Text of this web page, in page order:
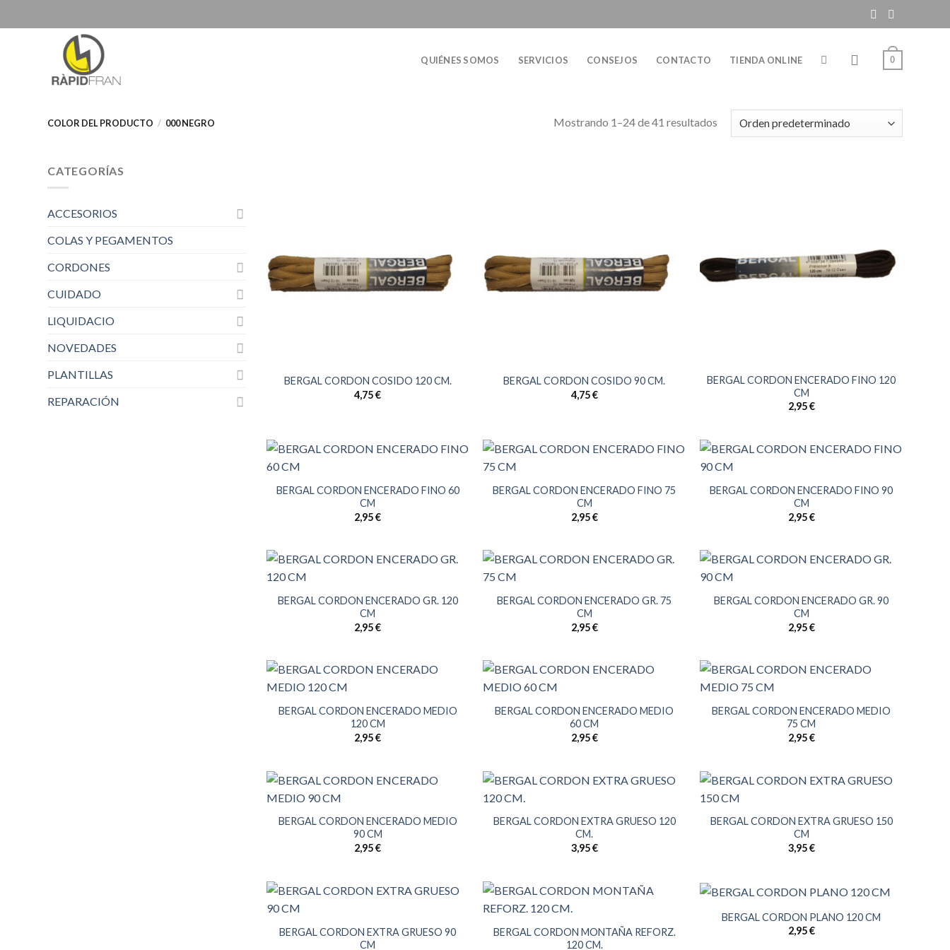
to
QUIÉNES SOMOS SERVICIOS CONSEJOS CONTACTO TIENDA ONLINE 0
COLOR DEL PRODUCTO / 000 NEGRO Mostrando 1–24 de 41 resultados
CATEGORÍAS
ACCESORIOS
COLAS Y PEGAMENTOS
CORDONES
CUIDADO
LIQUIDACIO
NOVEDADES
PLANTILLAS
REPARACIÓN
BERGAL CORDON COSIDO 120 CM.
4,75€
BERGAL CORDON COSIDO 90 CM.
4,75€
BERGAL CORDON ENCERADO FINO 120
CM
2,95€
BERGAL CORDON ENCERADO FINO 60
CM
2,95€
BERGAL CORDON ENCERADO FINO 75
CM
2,95€
BERGAL CORDON ENCERADO FINO 90
CM
2,95€
BERGAL CORDON ENCERADO GR. 120
CM
2,95€
BERGAL CORDON ENCERADO GR. 75
CM
2,95€
BERGAL CORDON ENCERADO GR. 90
CM
2,95€
BERGAL CORDON ENCERADO MEDIO
120 CM
2,95€
BERGAL CORDON ENCERADO MEDIO
60 CM
2,95€
BERGAL CORDON ENCERADO MEDIO
75 CM
2,95€
BERGAL CORDON ENCERADO MEDIO
90 CM
2,95€
BERGAL CORDON EXTRA GRUESO 120
CM.
3,95€
BERGAL CORDON EXTRA GRUESO 150
CM
3,95€
BERGAL CORDON EXTRA GRUESO 90
CM
BERGAL CORDON MONTAÑA REFORZ.
120 CM.
BERGAL CORDON PLANO 120 CM
2,95€